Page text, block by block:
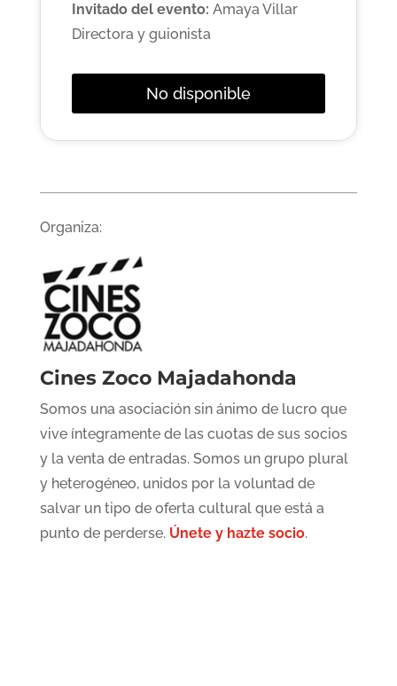
Invitado del evento: Amaya Villar
Directora y guionista
No disponible
Organiza:
Cines Zoco Majadahonda
Somos una asociación sin ánimo de lucro que
vive íntegramente de las cuotas de sus socios
y la venta de entradas. Somos un grupo plural
y heterogéneo, unidos por la voluntad de
salvar un tipo de oferta cultural que está a
punto de perderse. Únete y hazte socio.